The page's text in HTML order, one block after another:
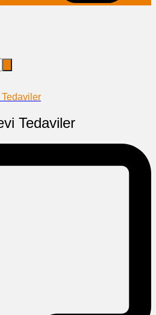
Tedaviler